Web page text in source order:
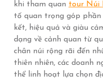
khi tham quan tour Núi
tố quan trọng góp
kết, hiệu quả và giàu
dạng về cảnh quan từ
chân núi rộng rãi đến
thiên nhiên, các doanh
thể linh hoạt lựa chọn